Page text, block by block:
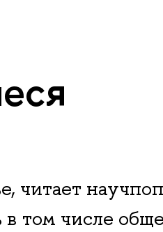
читает
в том числе